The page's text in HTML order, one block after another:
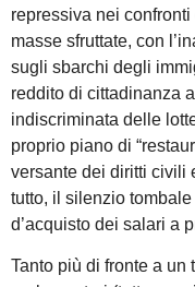
repressiva nei
masse sfruttate, con
sugli sbarchi degli
reddito di cittadinanza
indiscriminata delle
proprio piano di
versante dei diritti civili
tutto, il silenzio
d’acquisto dei salari a
Tanto più di fronte a un